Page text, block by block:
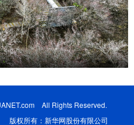
All Rights Reserved.
权所有：新华网股份有限公司